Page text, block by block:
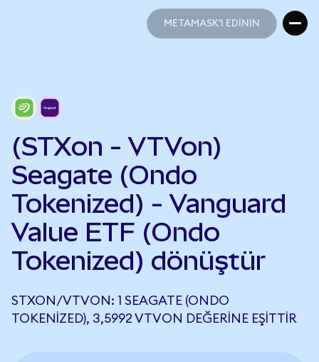
METAMASK'I EDİNİN
(STXon - VTVon)
Seagate (Ondo
Tokenized) - Vanguard
Value ETF (Ondo
Tokenized) dönüştür
STXON/VTVON: 1 SEAGATE (ONDO
TOKENIZED), 3,5992 VTVON DEĞERINE EŞITTIR